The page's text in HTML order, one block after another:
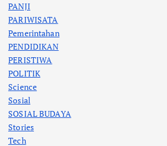
PANJI
PARIWISATA
Pemerintahan
PENDIDIKAN
PERISTIWA
POLITIK
Science
Sosial
SOSIAL BUDAYA
Stories
Tech